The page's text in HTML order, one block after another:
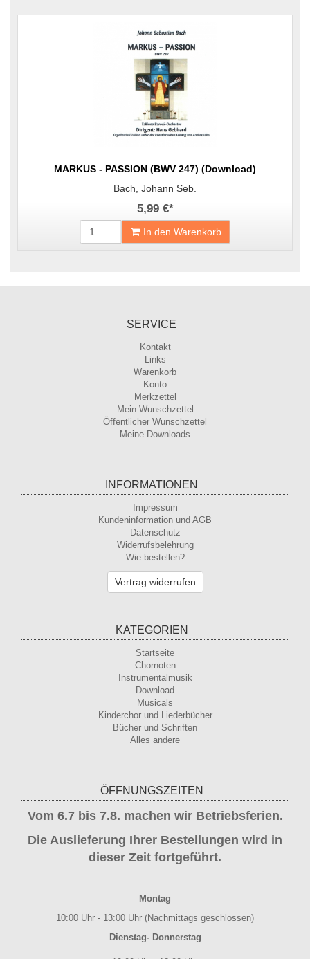
MARKUS - PASSION (BWV 247) (Download)
Bach, Johann Seb.
5,99 €*
In den Warenkorb
SERVICE
Kontakt
Links
Warenkorb
Konto
Merkzettel
Mein Wunschzettel
Öffentlicher Wunschzettel
Meine Downloads
INFORMATIONEN
Impressum
Kundeninformation und AGB
Datenschutz
Widerrufsbelehrung
Wie bestellen?
Vertrag widerrufen
KATEGORIEN
Startseite
Chornoten
Instrumentalmusik
Download
Musicals
Kinderchor und Liederbücher
Bücher und Schriften
Alles andere
ÖFFNUNGSZEITEN
Vom 6.7 bis 7.8. machen wir Betriebsferien.
Die Auslieferung Ihrer Bestellungen wird in
dieser Zeit fortgeführt.
Montag
10:00 Uhr - 13:00 Uhr (Nachmittags geschlossen)
Dienstag- Donnerstag